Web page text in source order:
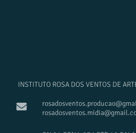
INSTITUTO ROSA DOS VENTOS DE